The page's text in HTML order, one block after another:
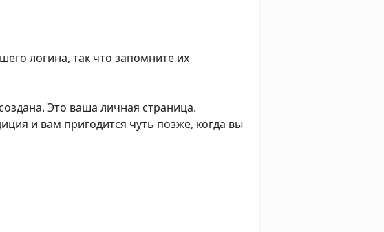
логина, так что запомните их
Это ваша личная страница.
и вам пригодится чуть позже, когда вы